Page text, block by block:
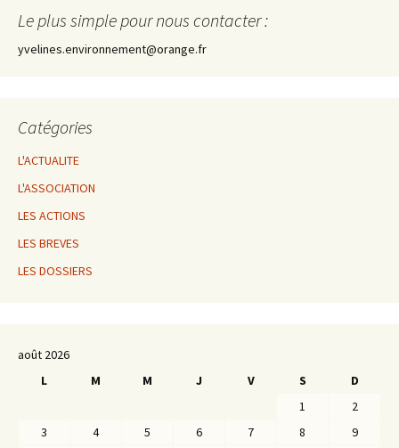
Le plus simple pour nous contacter :
yvelines.environnement@orange.fr
Catégories
L'ACTUALITE
L'ASSOCIATION
LES ACTIONS
LES BREVES
LES DOSSIERS
août 2026
L
M M J V S
D
1
2
3
4 5 6 7 8
9